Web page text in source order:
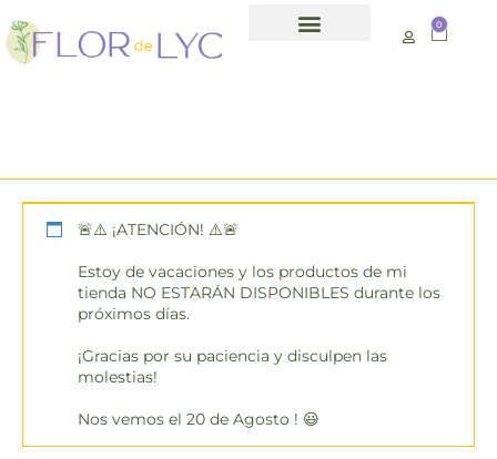
0
🚨⚠️ ¡ATENCIÓN! ⚠️🚨
Estoy de vacaciones y los productos de mi
tienda NO ESTARÁN DISPONIBLES durante los
próximos días.
¡Gracias por su paciencia y disculpen las
molestias!
Nos vemos el 20 de Agosto ! 😃